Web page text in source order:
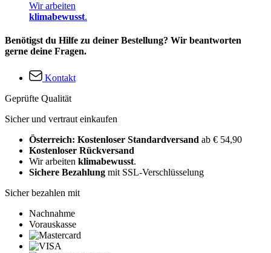
Wir arbeiten
klimabewusst.
Benötigst du Hilfe zu deiner Bestellung? Wir beantworten
gerne deine Fragen.
Kontakt
Geprüfte Qualität
Sicher und vertraut einkaufen
Österreich: Kostenloser Standardversand ab € 54,90
Kostenloser Rückversand
Wir arbeiten klimabewusst.
Sichere Bezahlung mit SSL-Verschlüsselung
Sicher bezahlen mit
Nachnahme
Vorauskasse